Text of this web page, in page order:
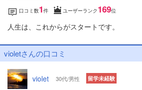
口コミ数1件 ユーザーランク 169位
人生は、これからがスタートです。
violetさんの口コミ
violet 30代/男性 留学未経験